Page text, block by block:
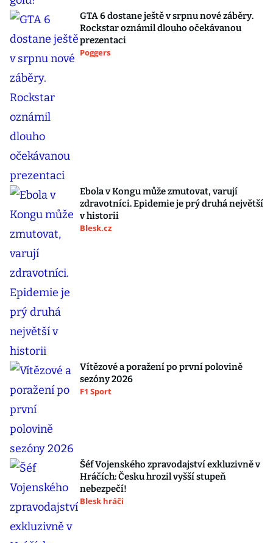
GTA 6 dostane ještě v srpnu nové záběry.
Rockstar oznámil dlouho očekávanou
prezentaci
Poggers
Ebola v Kongu může zmutovat, varují
zdravotníci. Epidemie je prý druhá největší
v historii
Blesk.cz
Vítězové a poražení po první polovině
sezóny 2026
F1 Sport
Šéf Vojenského zpravodajství exkluzivně v
Hráčích: Česku hrozil vyšší stupeň
nebezpečí!
Blesk hráči